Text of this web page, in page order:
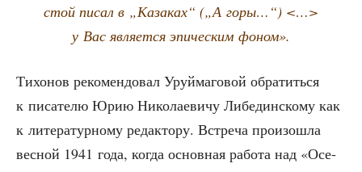
стой писал в „Каза­ках“ („А горы…“) <…>
у Вас явля­ет­ся эпи­че­ским фоном».
Тихо­нов реко­мен­до­вал Уруй­ма­го­вой обра­тить­ся
к писа­те­лю Юрию Нико­ла­е­ви­чу Либе­дин­ско­му как
к лите­ра­тур­но­му редак­то­ру. Встре­ча про­изо­шла
вес­ной 1941 года, когда основ­ная рабо­та над «Осе­